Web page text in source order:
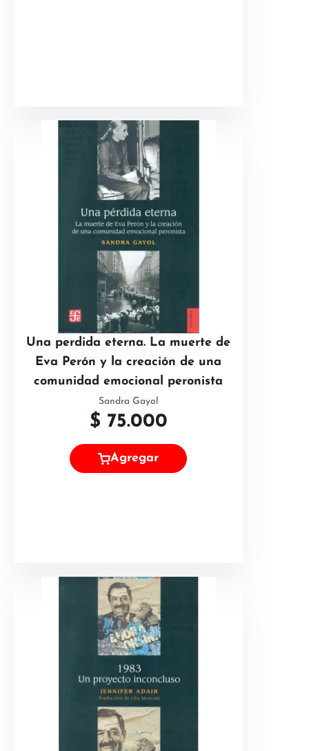
Una perdida eterna. La muerte de
Eva Perón y la creación de una
comunidad emocional peronista
Sandra Gayol
$ 75.000
Agregar